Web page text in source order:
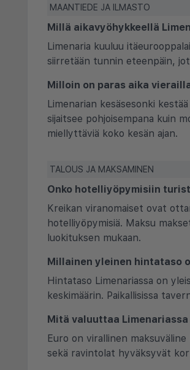
MAANTIEDE JA ILMASTO
Millä aikavyöhykkeellä
Limenaria kuuluu
siirretään tunnin eteenpäin,
Milloin on paras aika
Limenarian kesäsesonki
sijaitsee pohjoisempana kuin
miellyttäviä koko kesän ajan.
TALOUS JA MAKSAMINEN
Onko hotelliyöpymisiin
Kreikan viranomaiset ovat
hotelliyöpymisiä. Maksu
luokituksen mukaan.
Millainen yleinen hintataso
Hintataso Limenariassa on
keskimäärin. Paikallisissa
Mitä valuuttaa
Euro on virallinen
sekä ravintolat hyväksyvät